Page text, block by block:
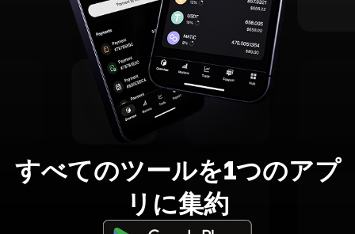
すべてのツールを1つのアプ
リに集約